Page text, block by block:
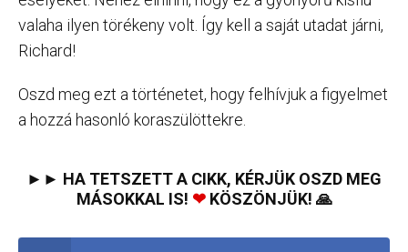
valaha ilyen törékeny volt. Így kell a saját utadat járni,
Richard!
Oszd meg ezt a történetet, hogy felhívjuk a figyelmet
a hozzá hasonló koraszülöttekre.
►► HA TETSZETT A CIKK, KÉRJÜK OSZD MEG
MÁSOKKAL IS! ❤KÖSZÖNJÜK! 🙏